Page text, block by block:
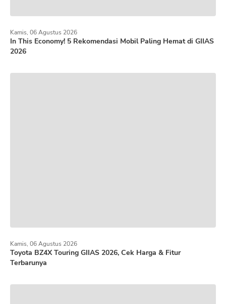
In This Economy! 5 Rekomendasi Mobil Paling Hemat di GIIAS
2026
Kamis, 06 Agustus 2026
Toyota BZ4X Touring GIIAS 2026, Cek Harga & Fitur
Terbarunya
Kamis, 06 Agustus 2026